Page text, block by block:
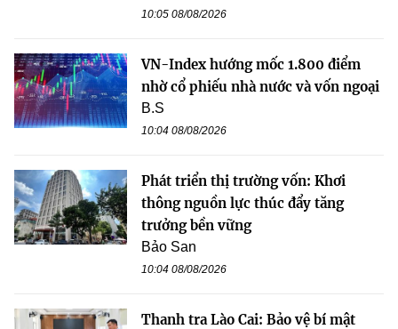
10:05 08/08/2026
VN-Index hướng mốc 1.800 điểm
nhờ cổ phiếu nhà nước và vốn ngoại
B.S
10:04 08/08/2026
Phát triển thị trường vốn: Khơi
thông nguồn lực thúc đẩy tăng
trưởng bền vững
Bảo San
10:04 08/08/2026
Thanh tra Lào Cai: Bảo vệ bí mật